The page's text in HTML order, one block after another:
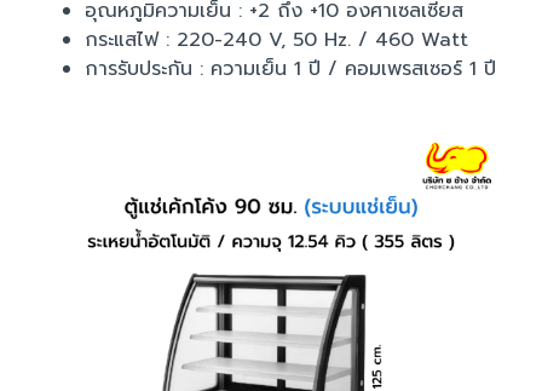
อุณหภูมิความเย็น : +2 ถึง +10 องศาเซลเซียส
กระแสไฟ : 220-240 V, 50 Hz. / 460 Watt
การรับประกัน : ความเย็น 1 ปี / คอมเพรสเซอร์ 1 ปี